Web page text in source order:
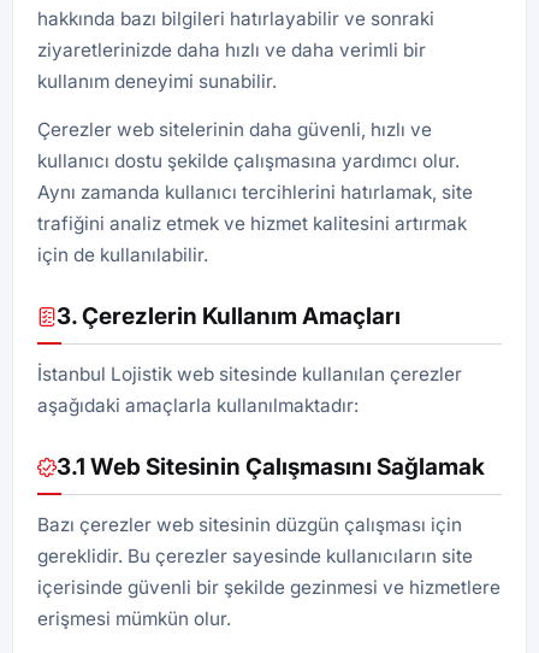
hakkında bazı bilgileri hatırlayabilir ve sonraki
ziyaretlerinizde daha hızlı ve daha verimli bir
kullanım deneyimi sunabilir.
Çerezler web sitelerinin daha güvenli, hızlı ve
kullanıcı dostu şekilde çalışmasına yardımcı olur.
Aynı zamanda kullanıcı tercihlerini hatırlamak, site
trafiğini analiz etmek ve hizmet kalitesini artırmak
için de kullanılabilir.
3. Çerezlerin Kullanım Amaçları
İstanbul Lojistik web sitesinde kullanılan çerezler
aşağıdaki amaçlarla kullanılmaktadır:
3.1 Web Sitesinin Çalışmasını Sağlamak
Bazı çerezler web sitesinin düzgün çalışması için
gereklidir. Bu çerezler sayesinde kullanıcıların site
içerisinde güvenli bir şekilde gezinmesi ve hizmetlere
erişmesi mümkün olur.